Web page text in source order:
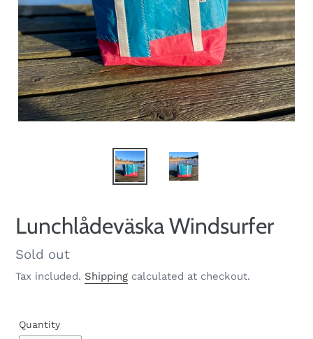
Lunchlådeväska Windsurfer
Regular
price
Sold out
Tax included. Shipping calculated at checkout.
Quantity